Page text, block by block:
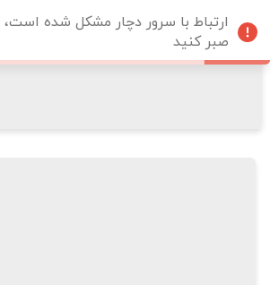
ارتباط با سرور دچار مشکل شده است،
صبر کنید